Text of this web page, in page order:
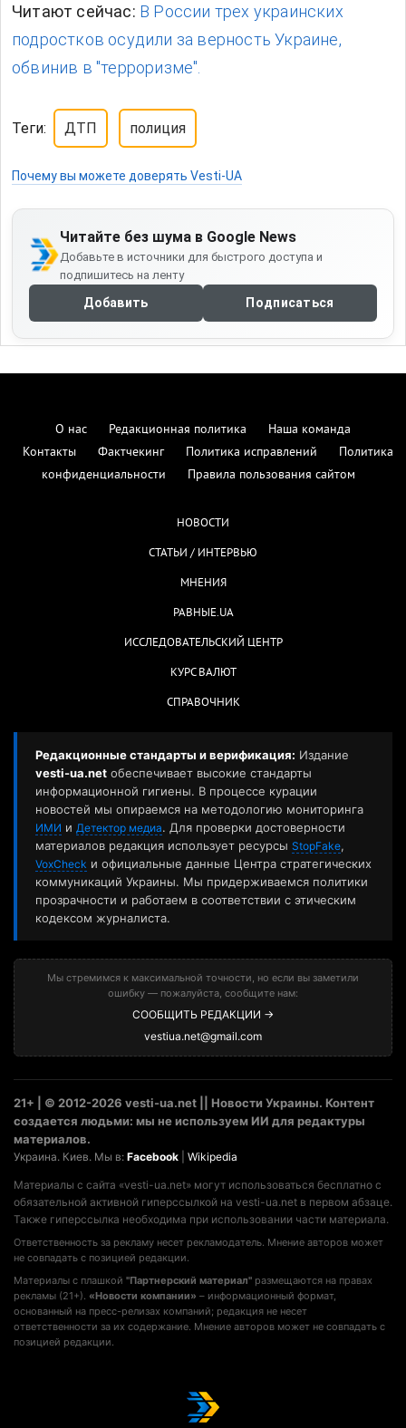
Читают сейчас: В России трех украинских
подростков осудили за верность Украине,
обвинив в "терроризме".
Теги: ДТП полиция
Почему вы можете доверять Vesti-UA
Читайте без шума в Google News
Добавьте в источники для быстрого доступа и
подпишитесь на ленту
Добавить Подписаться
О нас Редакционная политика
Наша команда
Контакты
Фактчекинг Политика исправлений
Политика
конфиденциальности
Правила пользования сайтом
НОВОСТИ
СТАТЬИ / ИНТЕРВЬЮ
МНЕНИЯ
РАВНЫЕ.UA
ИССЛЕДОВАТЕЛЬСКИЙ ЦЕНТР
КУРС ВАЛЮТ
СПРАВОЧНИК
Редакционные стандарты и верификация: Издание
vesti-ua.net обеспечивает высокие стандарты
информационной гигиены. В процессе курации
новостей мы опираемся на методологию мониторинга
ИМИ и Детектор медиа. Для проверки достоверности
материалов редакция использует ресурсы StopFake,
VoxCheck и официальные данные Центра стратегических
коммуникаций Украины. Мы придерживаемся политики
прозрачности и работаем в соответствии с этическим
кодексом журналиста.
Мы стремимся к максимальной точности, но если вы заметили
ошибку — пожалуйста, сообщите нам:
СООБЩИТЬ РЕДАКЦИИ →
vestiua.net@gmail.com
21+ | © 2012-2026 vesti-ua.net || Новости Украины. Контент
создается людьми: мы не используем ИИ для редактуры
материалов.
Украина. Киев. Мы в: Facebook Wikipedia
Материалы с сайта «vesti-ua.net» могут использоваться бесплатно с
обязательной активной гиперссылкой на vesti-ua.net в первом абзаце.
Также гиперссылка необходима при использовании части материала.
Ответственность за рекламу несет рекламодатель. Мнение авторов может
не совпадать с позицией редакции.
Материалы с плашкой "Партнерский материал" размещаются на правах
рекламы (21+). «Новости компании» – информационный формат,
основанный на пресс-релизах компаний; редакция не несет
ответственности за их содержание. Мнение авторов может не совпадать с
позицией редакции.